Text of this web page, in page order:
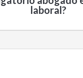
laboral?